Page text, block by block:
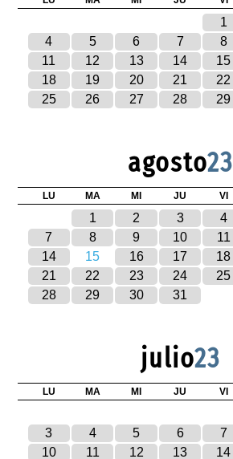
1
4
5 6 7 8
11
12 13 14 15
18
19 20 21 22
25
26 27 28 29
agosto23
LU MA MI JU VI
1 2 3 4
7
8 9 10 11
14
15 16 17 18
21
22 23 24 25
28
29 30 31
julio23
LU MA MI JU VI
3
4 5 6 7
10
11 12 13 14